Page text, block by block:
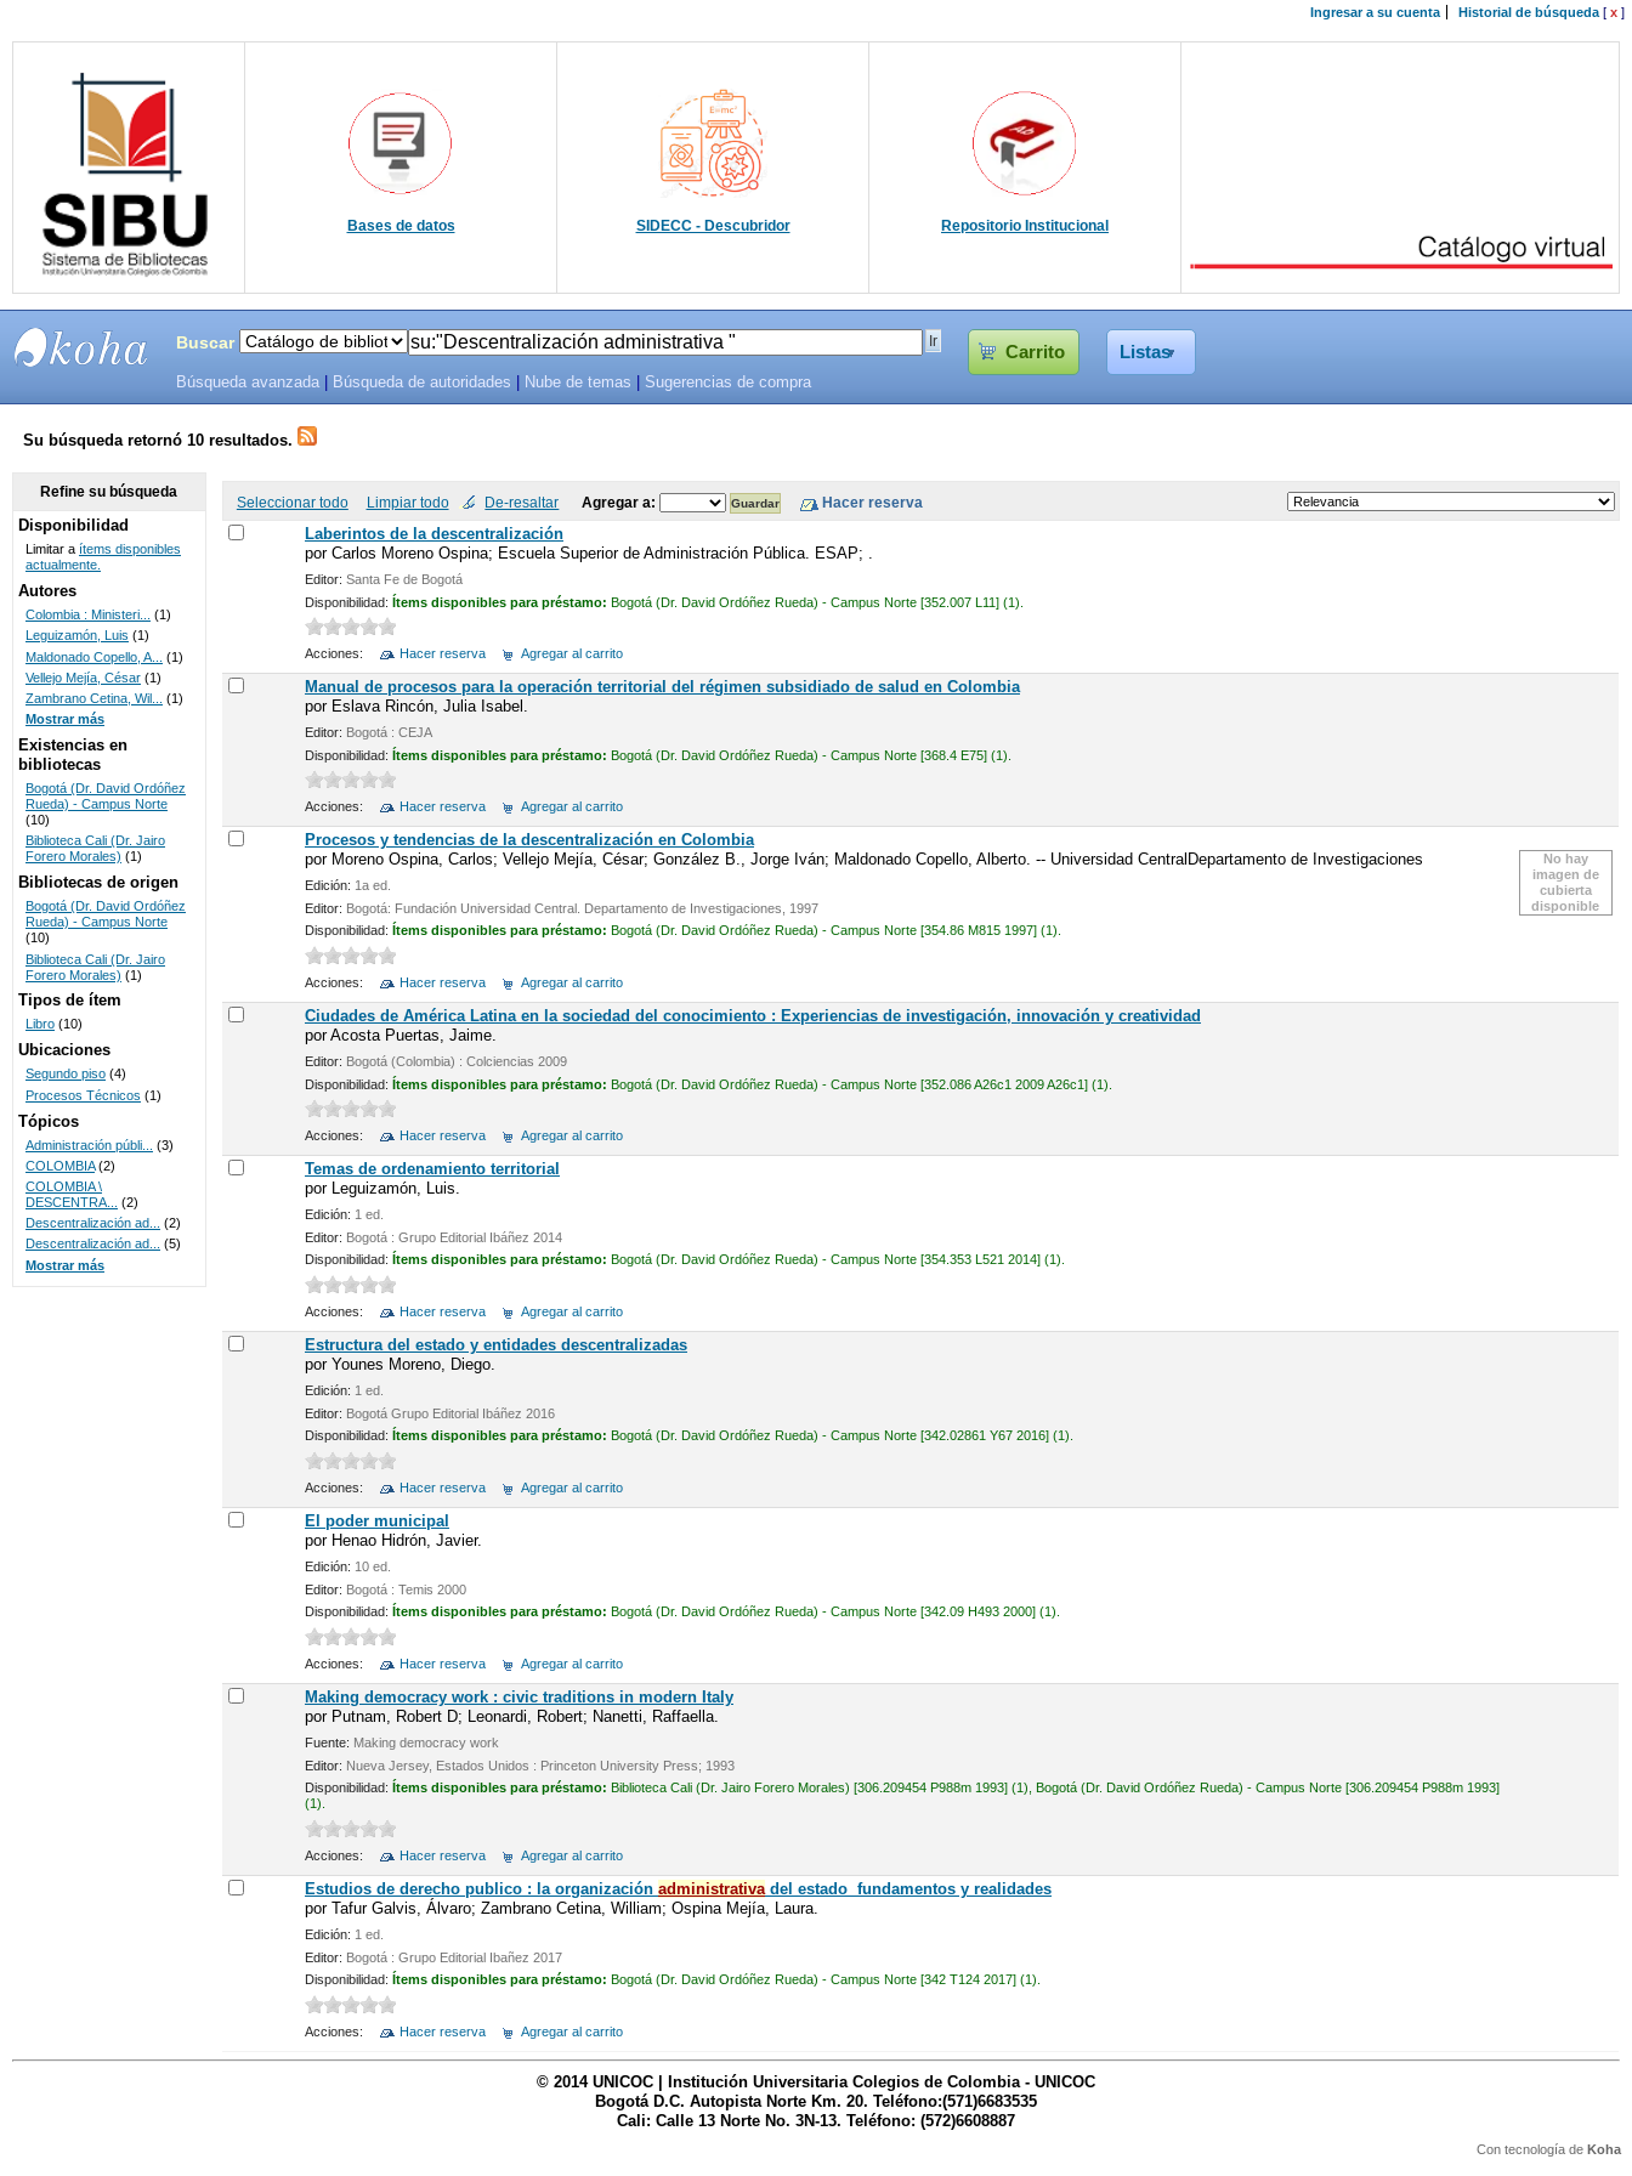
Ingresar a su cuenta Historial de búsqueda[ x ]
Bases de datos SIDECC - Descubridor Repositorio Institucional
SISTEMAS
DE
BIBLIOTECAS
UNICOC
Buscar Carrito Listas
Búsqueda avanzada Búsqueda de autoridades Nube de temas Sugerencias de compra
Su búsqueda retornó 10 resultados.
Seleccionar todo Limpiar todo De-resaltar Agregar a:
Laberintos de la descentralización
por Carlos Moreno Ospina; Escuela Superior de Administración Pública. ESAP; .
Editor: Santa Fe de Bogotá
Disponibilidad: Ítems disponibles para préstamo: Bogotá (Dr. David Ordóñez Rueda) - Campus Norte [352.007 L11] (1).
Acciones: Hacer reserva Agregar al carrito
Manual de procesos para la operación territorial del régimen subsidiado de salud en Colombia
por Eslava Rincón, Julia Isabel.
Editor: Bogotá : CEJA
Disponibilidad: Ítems disponibles para préstamo: Bogotá (Dr. David Ordóñez Rueda) - Campus Norte [368.4 E75] (1).
Acciones: Hacer reserva Agregar al carrito
Procesos y tendencias de la descentralización en Colombia
por Moreno Ospina, Carlos; Vellejo Mejía, César; González B., Jorge Iván; Maldonado Copello, Alberto. -- Universidad CentralDepartamento de Investigaciones
Edición: 1a ed.
Editor: Bogotá: Fundación Universidad Central. Departamento de Investigaciones, 1997
Disponibilidad: Ítems disponibles para préstamo: Bogotá (Dr. David Ordóñez Rueda) - Campus Norte [354.86 M815 1997] (1).
Acciones: Hacer reserva Agregar al carrito
No hay
imagen de
cubierta
disponible
Ciudades de América Latina en la sociedad del conocimiento : Experiencias de investigación, innovación y creatividad
porAcosta Puertas, Jaime.
Editor: Bogotá (Colombia) : Colciencias 2009
Disponibilidad: Ítems disponibles para préstamo: Bogotá (Dr. David Ordóñez Rueda) - Campus Norte [352.086 A26c1 2009 A26c1] (1).
Acciones: Hacer reserva Agregar al carrito
Temas de ordenamiento territorial
por Leguizamón, Luis.
Edición: 1 ed.
Editor: Bogotá : Grupo Editorial Ibáñez 2014
Disponibilidad: Ítems disponibles para préstamo: Bogotá (Dr. David Ordóñez Rueda) - Campus Norte [354.353 L521 2014] (1).
Acciones: Hacer reserva Agregar al carrito
Estructura del estado y entidades descentralizadas
por Younes Moreno, Diego.
Edición: 1 ed.
Editor: Bogotá Grupo Editorial Ibáñez 2016
Disponibilidad: Ítems disponibles para préstamo: Bogotá (Dr. David Ordóñez Rueda) - Campus Norte [342.02861 Y67 2016] (1).
Acciones: Hacer reserva Agregar al carrito
El poder municipal
por Henao Hidrón, Javier.
Edición: 10 ed.
Editor: Bogotá : Temis 2000
Disponibilidad: Ítems disponibles para préstamo: Bogotá (Dr. David Ordóñez Rueda) - Campus Norte [342.09 H493 2000] (1).
Acciones: Hacer reserva Agregar al carrito
Making democracy work : civic traditions in modern Italy
por Putnam, Robert D; Leonardi, Robert; Nanetti, Raffaella.
Fuente: Making democracy work
Editor: Nueva Jersey, Estados Unidos : Princeton University Press; 1993
Disponibilidad: Ítems disponibles para préstamo: Biblioteca Cali (Dr. Jairo Forero Morales) [306.209454 P988m 1993] (1), Bogotá (Dr. David Ordóñez Rueda) - Campus Norte [306.209454 P988m 1993]
(1).
Acciones: Hacer reserva Agregar al carrito
Estudios de derecho publico : la organización administrativadel estado  fundamentos y realidades
por Tafur Galvis, Álvaro; Zambrano Cetina, William; Ospina Mejía, Laura.
Edición: 1 ed.
Editor: Bogotá : Grupo Editorial Ibañez 2017
Disponibilidad: Ítems disponibles para préstamo: Bogotá (Dr. David Ordóñez Rueda) - Campus Norte [342 T124 2017] (1).
Acciones: Hacer reserva Agregar al carrito
Refine su búsqueda
Disponibilidad
Limitar a ítems disponibles
actualmente.
Autores
Colombia : Ministeri...
(1)
Leguizamón, Luis (1)
Maldonado Copello, A...
(1)
Vellejo Mejía, César (1)
Zambrano Cetina, Wil...
(1)
Mostrar más
Existencias en
bibliotecas
Bogotá (Dr. David Ordóñez
Rueda) - Campus Norte
(10)
Biblioteca Cali (Dr. Jairo
Forero Morales) (1)
Bibliotecas de origen
Bogotá (Dr. David Ordóñez
Rueda) - Campus Norte
(10)
Biblioteca Cali (Dr. Jairo
Forero Morales) (1)
Tipos de ítem
Libro (10)
Ubicaciones
Segundo piso (4)
Procesos Técnicos (1)
Tópicos
Administración públi...
(3)
COLOMBIA (2)
COLOMBIA \
DESCENTRA...
(2)
Descentralización ad...
(2)
Descentralización ad...
(5)
Mostrar más
© 2014 UNICOC | Institución Universitaria Colegios de Colombia - UNICOC
Bogotá D.C. Autopista Norte Km. 20. Teléfono:(571)6683535
Cali: Calle 13 Norte No. 3N-13. Teléfono: (572)6608887
Con tecnología de Koha